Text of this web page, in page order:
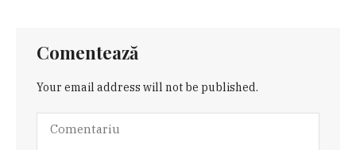
Comentează
Your email address will not be published.